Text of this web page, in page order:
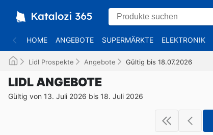
HOME ANGEBOTE SUPERMÄRKTE ELEKTRONIK
Lidl Prospekte Angebote Gültig bis 18.07.2026
LIDL ANGEBOTE
Gültig von 13. Juli 2026 bis 18. Juli 2026